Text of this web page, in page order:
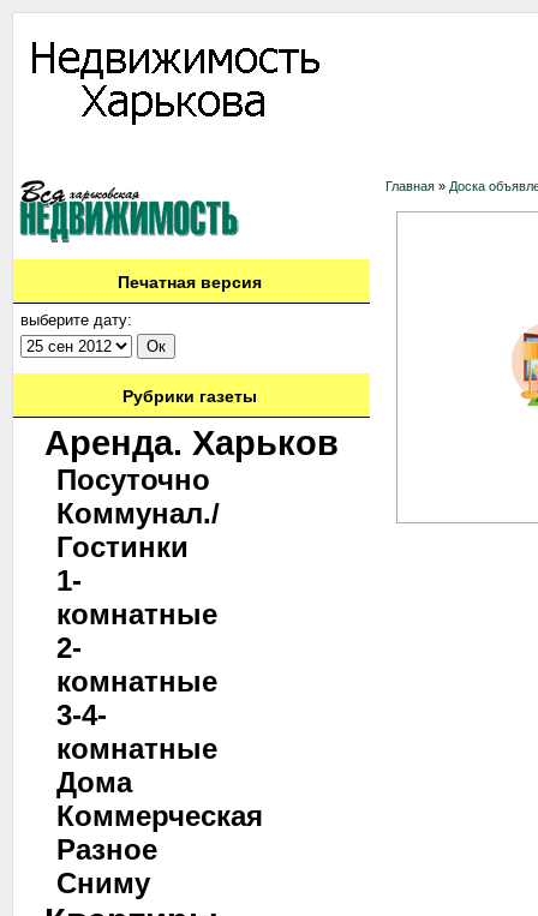
Печатная версия
выберите дату:
Рубрики газеты
Аренда. Харьков
Посуточно
Коммунал./
Гостинки
1-
комнатные
2-
комнатные
3-4-
комнатные
Дома
Коммерческая
Разное
Сниму
Главная » Доска